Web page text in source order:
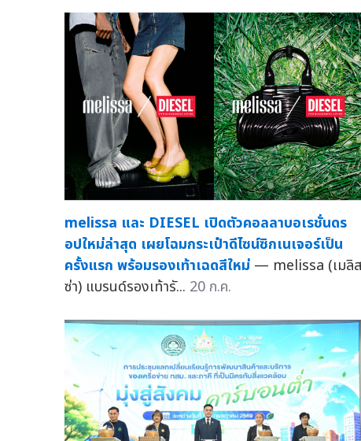
melissa และ DIESEL เปิดตัวคอลลาบอเรชั่นดร
อปใหม่ล่าสุด เผยโฉมกระเป๋าดีไซน์ซิกเนเจอร์เป็น
ครั้งแรก พร้อมรองเท้าเฉดสีใหม่ — melissa (เมลิส
ซ่า) แบรนด์รองเท้ารั... 20 ก.ค.